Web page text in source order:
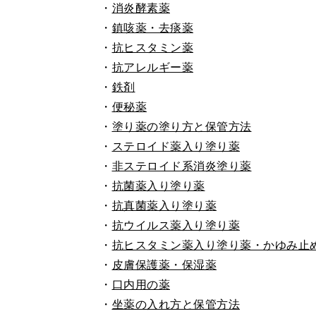
・ 消炎酵素薬
・ 鎮咳薬・去痰薬
・ 抗ヒスタミン薬
・ 抗アレルギー薬
・ 鉄剤
・ 便秘薬
・ 塗り薬の塗り方と保管方法
・ ステロイド薬入り塗り薬
・ 非ステロイド系消炎塗り薬
・ 抗菌薬入り塗り薬
・ 抗真菌薬入り塗り薬
・ 抗ウイルス薬入り塗り薬
・ 抗ヒスタミン薬入り塗り薬・かゆみ止
・ 皮膚保護薬・保湿薬
・ 口内用の薬
・ 坐薬の入れ方と保管方法